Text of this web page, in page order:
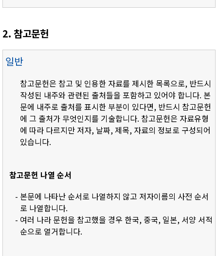
2. 참고문헌
일반
참고문헌은 참고 및 인용한 자료를 제시한 목록으로, 반드시
작성된 내주와 관련된 출처들을 포함하고 있어야 합니다. 본
문에 내주로 출처를 표시한 부분이 있다면, 반드시 참고문헌
에 그 출처가 무엇인지를 기술합니다. 참고문헌은 자료유형
에 따라 다르지만 저자, 날짜, 제목, 자료의 정보로 구성되어
있습니다.
참고문헌 나열 순서
- 본문에 나타난 순서로 나열하지 않고 저자이름의 사전 순서
로 나열합니다.
- 여러 나라 문헌을 참고했을 경우 한국, 중국, 일본, 서양 서적
순으로 열거합니다.